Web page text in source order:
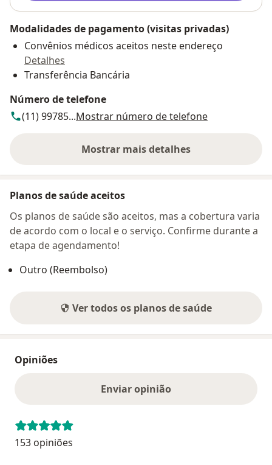
Modalidades de pagamento (visitas privadas)
Convênios médicos aceitos neste endereço
Detalhes
Transferência Bancária
Número de telefone
(11) 99785...Mostrar número de telefone
Mostrar mais detalhes
sobre o endereço
Planos de saúde aceitos
Os planos de saúde são aceitos, mas a cobertura varia
de acordo com o local e o serviço. Confirme durante a
etapa de agendamento!
Outro (Reembolso)
Ver todos os planos de saúde
Opiniões
Enviar opinião
153 opiniões